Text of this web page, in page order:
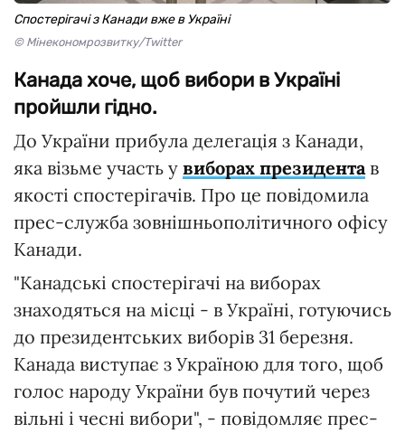
Спостерігачі з Канади вже в Україні
© Мінекономрозвитку/Twitter
Канада хоче, щоб вибори в Україні
пройшли гідно.
До України прибула делегація з Канади,
яка візьме участь у виборах президентав
якості спостерігачів. Про це повідомила
прес-служба зовнішньополітичного офісу
Канади.
"Канадські спостерігачі на виборах
знаходяться на місці - в Україні, готуючись
до президентських виборів 31 березня.
Канада виступає з Україною для того, щоб
голос народу України був почутий через
вільні і чесні вибори", - повідомляє прес-